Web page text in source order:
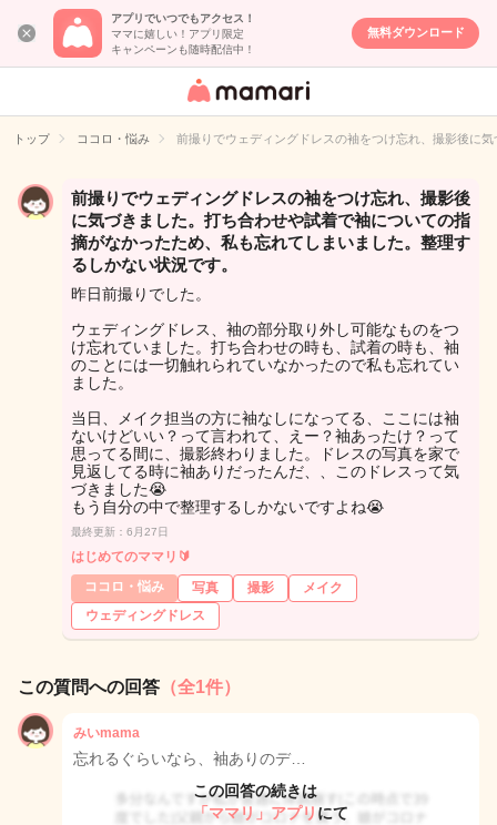
アプリでいつでもアクセス！
ママに嬉しい！アプリ限定
キャンペーンも随時配信中！
無料ダウンロード
女性専用匿名QA
イト
トップ ココロ・悩み 前撮りでウェディングドレスの袖をつけ忘れ、撮影後に
前撮りでウェディングドレスの袖をつけ忘れ、撮影後
に気づきました。打ち合わせや試着で袖についての指
摘がなかったため、私も忘れてしまいました。整理す
るしかない状況です。
昨日前撮りでした。
ウェディングドレス、袖の部分取り外し可能なものをつ
け忘れていました。打ち合わせの時も、試着の時も、袖
のことには一切触れられていなかったので私も忘れてい
ました。
当日、メイク担当の方に袖なしになってる、ここには袖
ないけどいい？って言われて、えー？袖あったけ？って
思ってる間に、撮影終わりました。ドレスの写真を家で
見返してる時に袖ありだったんだ、、このドレスって気
づきました😭
もう自分の中で整理するしかないですよね😭
最終更新：6月27日
はじめてのママリ🔰
ココロ・悩み
写真 撮影
メイク
ウェディングドレス
この質問への回答 （全1件）
みいmama
忘れるぐらいなら、袖ありのデ…
この回答の続きは
「ママリ」アプリ にて